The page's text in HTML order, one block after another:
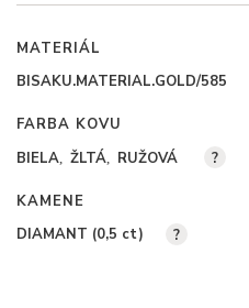
MATERIÁL
BISAKU.MATERIAL.GOLD/585
FARBA KOVU
BIELA ŽLTÁ RUŽOVÁ ?
KAMENE
DIAMANT (0,5 ct) ?